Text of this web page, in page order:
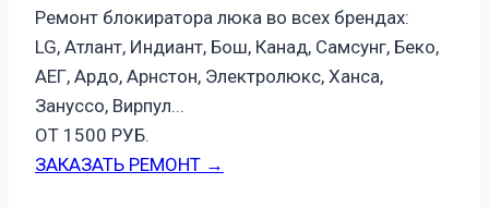
Ремонт блокиратора люка во всех брендах:
LG, Атлант, Индиант, Бош, Канад, Самсунг, Беко,
АЕГ, Ардо, Арнстон, Электролюкс, Ханса,
Зануссо, Вирпул...
ОТ 1500 РУБ.
ЗАКАЗАТЬ РЕМОНТ →